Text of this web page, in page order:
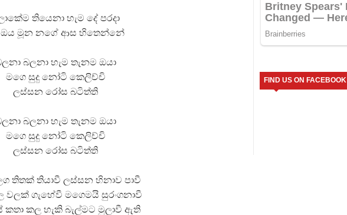
තියෙනා හැම දේ පරදා
ඔය මූන නගේ ආස හිතෙන්නේ
බලනා හැම තැනම ඔයා
මගෙ සුදු නෝටි කෙලිච්චි
ලස්සන රෝස බටිත්ති
බලනා හැම තැනම ඔයා
මගෙ සුදු නෝටි කෙලිච්චි
ලස්සන රෝස බටිත්ති
තිතක් තියාවී ලස්සන හිනාව පාවී
වලක් ගැහේවී මගෙමයි සුරංගනාවී
කතා කල හැකි බැල්මට මුලාවී ඇති
FIND US ON FACEBOOK